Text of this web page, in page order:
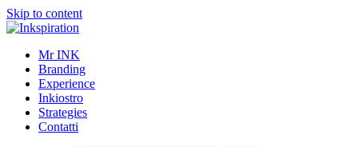
Skip to content
Mr INK
Branding
Experience
Inkiostro
Strategies
Contatti